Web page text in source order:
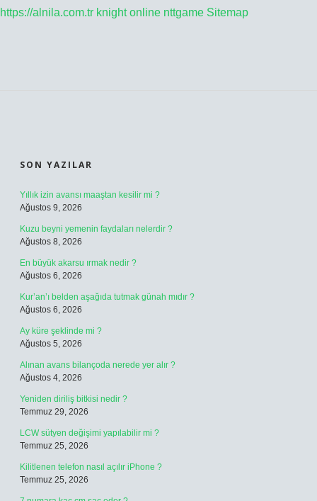
https://alnila.com.tr knight online nttgame Sitemap
SON YAZILAR
Yıllık izin avansı maaştan kesilir mi ?
Ağustos 9, 2026
Kuzu beyni yemenin faydaları nelerdir ?
Ağustos 8, 2026
En büyük akarsu ırmak nedir ?
Ağustos 6, 2026
Kur’an’ı belden aşağıda tutmak günah mıdır ?
Ağustos 6, 2026
Ay küre şeklinde mi ?
Ağustos 5, 2026
Alınan avans bilançoda nerede yer alır ?
Ağustos 4, 2026
Yeniden diriliş bitkisi nedir ?
Temmuz 29, 2026
LCW sütyen değişimi yapılabilir mi ?
Temmuz 25, 2026
Kilitlenen telefon nasıl açılır iPhone ?
Temmuz 25, 2026